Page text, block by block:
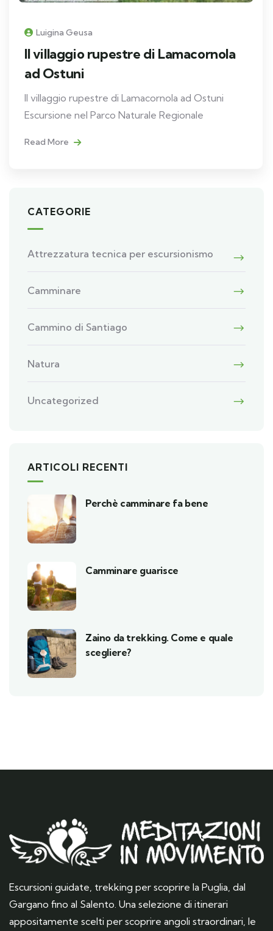
Luigina Geusa
Il villaggio rupestre di Lamacornola
ad Ostuni
Il villaggio rupestre di Lamacornola ad Ostuni
Escursione nel Parco Naturale Regionale
Read More
CATEGORIE
Attrezzatura tecnica per escursionismo
Camminare
Cammino di Santiago
Natura
Uncategorized
ARTICOLI RECENTI
Perchè camminare fa bene
Camminare guarisce
Zaino da trekking. Come e quale
scegliere?
Escursioni guidate, trekking per scoprire la Puglia, dal
Gargano fino al Salento. Una selezione di itinerari
appositamente scelti per scoprire angoli straordinari, le